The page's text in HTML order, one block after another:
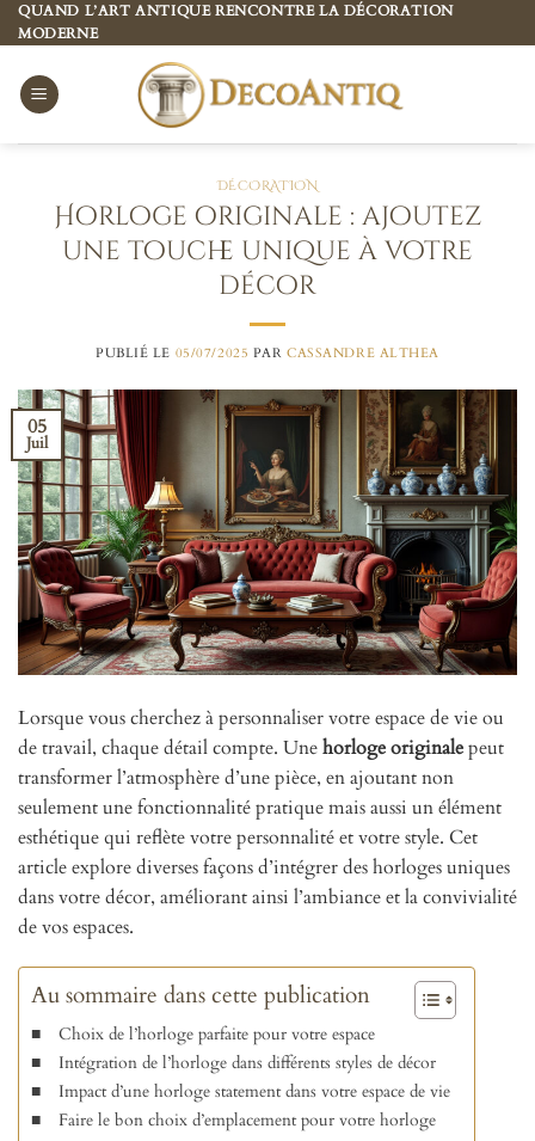
Passer
au
contenu
QUAND L’ART ANTIQUE RENCONTRE LA DÉCORATION
MODERNE
DÉCORATION
Horloge originale : ajoutez
une touche unique à votre
décor
PUBLIÉ LE 05/07/2025 PARCASSANDRE ALTHEA
05
Juil
Lorsque vous cherchez à personnaliser votre espace de vie ou
de travail, chaque détail compte. Unehorloge originalepeut
transformer l’atmosphère d’une pièce, en ajoutant non
seulement une fonctionnalité pratique mais aussi un élément
esthétique qui reflète votre personnalité et votre style. Cet
article explore diverses façons d’intégrer des horloges uniques
dans votre décor, améliorant ainsi l’ambiance et la convivialité
de vos espaces.
Au sommaire dans cette publication
Choix de l’horloge parfaite pour votre espace
Intégration de l’horloge dans différents styles de décor
Impact d’une horloge statement dans votre espace de vie
Faire le bon choix d’emplacement pour votre horloge